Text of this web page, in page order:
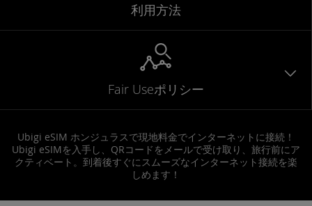
利用方法
Fair Useポリシー
Ubigi eSIM ホンジュラスで現地料金でインターネットに接続！
Ubigi eSIMを入手し、QRコードをメールで受け取り、旅行前にア
クティベート。到着後すぐにスムーズなインターネット接続を楽
しめます！